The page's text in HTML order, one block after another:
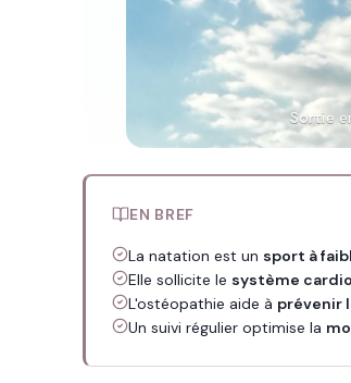
Sortie
EN BREF
La natation est un sport à
Elle sollicite le système
L'ostéopathie aide à prévenir
Un suivi régulier optimise la